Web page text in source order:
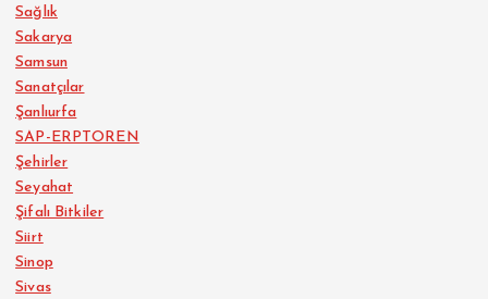
Sağlık
Sakarya
Samsun
Sanatçılar
Şanlıurfa
SAP-ERPTOREN
Şehirler
Seyahat
Şifalı Bitkiler
Siirt
Sinop
Sivas